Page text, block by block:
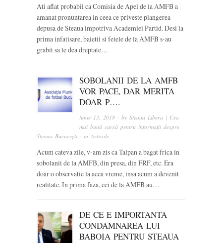
Ati aflat probabil ca Comisia de Apel de la AMFB a
amanat pronuntarea in ceea ce priveste plangerea
depusa de Steaua impotriva Academiei Partid. Desi la
prima infatisare, baietii si fetele de la AMFB s-au
grabit sa le dea dreptate…
SOBOLANII DE LA AMFB
VOR PACE, DAR MERITA
DOAR P….
iunie 13, 2018 · bySteaua Libera | Cea
mai bună sursă pentru informații despre
Steaua București · in Articole
Acum cateva zile, v-am zis ca Talpan a bagat frica in
sobolanii de la AMFB, din presa, din FRF, etc. Era
doar o observatie la acea vreme, insa acum a devenit
realitate. In prima faza, cei de la AMFB au…
DE CE E IMPORTANTA
CONDAMNAREA LUI
BABOIA PENTRU STEAUA